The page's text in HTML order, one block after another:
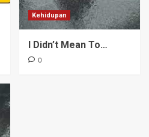
Kehidupan
I Didn’t Mean To…
0